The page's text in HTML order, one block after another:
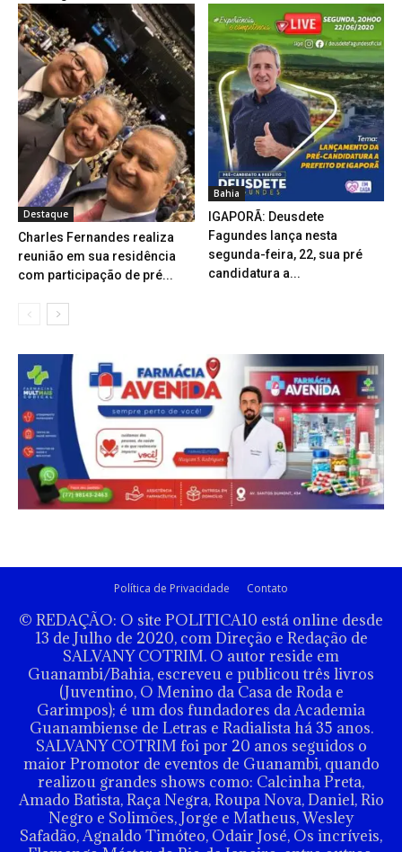
Destaque
Charles Fernandes realiza
reunião em sua residência
com participação de pré...
Bahia
IGAPORÃ: Deusdete
Fagundes lança nesta
segunda-feira, 22, sua pré
candidatura a...
Política de Privacidade Contato
© REDAÇÃO: O site POLITICA10 está online desde
13 de Julho de 2020, com Direção e Redação de
SALVANY COTRIM. O autor reside em
Guanambi/Bahia, escreveu e publicou três livros
(Juventino, O Menino da Casa de Roda e
Garimpos); é um dos fundadores da Academia
Guanambiense de Letras e Radialista há 35 anos.
SALVANY COTRIM foi por 20 anos seguidos o
maior Promotor de eventos de Guanambi, quando
realizou grandes shows como: Calcinha Preta,
Amado Batista, Raça Negra, Roupa Nova, Daniel, Rio
Negro e Solimões, Jorge e Matheus, Wesley
Safadão, Agnaldo Timóteo, Odair José, Os incríveis,